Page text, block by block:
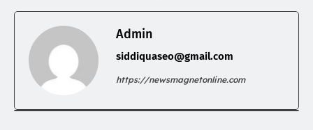
Admin
siddiquaseo@gmail.com
https://newsmagnetonline.com